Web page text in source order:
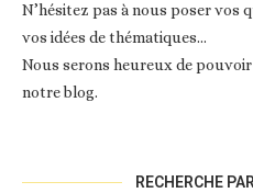
N’hésitez pas à nous poser vos
vos idées de thématiques…
Nous serons heureux de
notre blog.
RECHERCHE